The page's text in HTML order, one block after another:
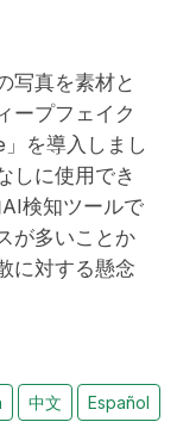
写真を素材と
ープフェイク
を導入しまし
しに使用でき
検知ツールで
が多いことか
に対する懸念
中文 Español